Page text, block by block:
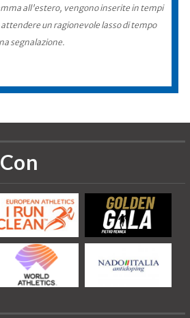
all'estero, vengono inserite in tempi
un ragionevole lasso di tempo
segnalazione.